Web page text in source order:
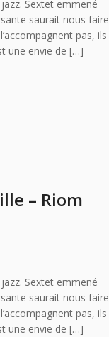
Sextet emmené
saurait nous faire
pas, ils
une envie de […]
– Riom
Sextet emmené
saurait nous faire
pas, ils
une envie de […]